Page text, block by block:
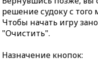
решение судоку с того
Чтобы начать игру
"Очистить".
Назначение кнопок: